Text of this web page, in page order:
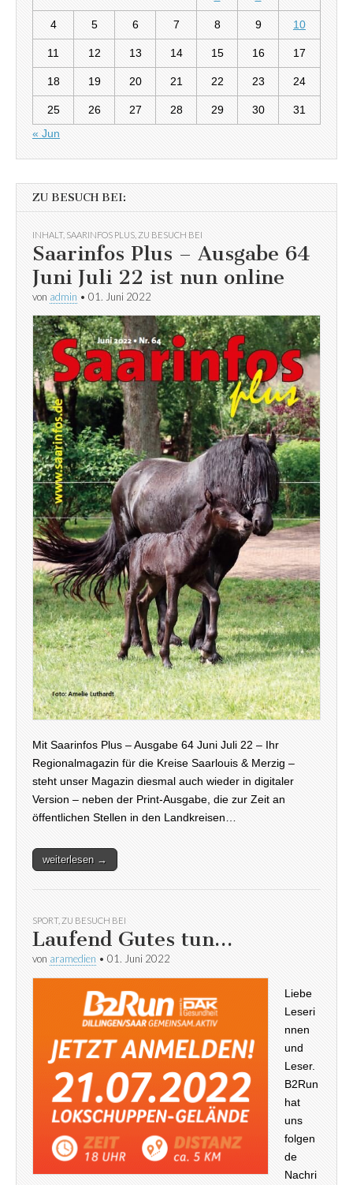
4 5 6 7 8 9 10
11 12 13 14 15 16 17
18 19 20 21 22 23 24
25 26 27 28 29 30
31
« Jun
ZU BESUCH BEI:
INHALT, SAARINFOS PLUS ZU BESUCH BEI
Saarinfos Plus – Ausgabe 64
Juni Juli 22 ist nun online
von admin • 01. Juni 2022
Mit Saarinfos Plus – Ausgabe 64 Juni Juli 22 – Ihr
Regionalmagazin für die Kreise Saarlouis & Merzig –
steht unser Magazin diesmal auch wieder in digitaler
Version – neben der Print-Ausgabe, die zur Zeit an
öffentlichen Stellen in den Landkreisen…
weiterlesen →
SPORT, ZU BESUCH BEI
Laufend Gutes tun…
von aramedien • 01. Juni 2022
Liebe
Leseri
nnen
und
Leser.
B2Run
hat
uns
folgen
de
Nachri